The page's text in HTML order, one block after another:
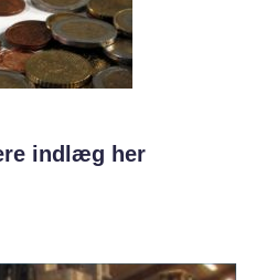
indlæg her